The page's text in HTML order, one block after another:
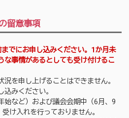
留意事項
でにお申し込みください。1か月未
な事情があるとしても受け付けるこ
況を申し上げることはできません。
みください。
始など）および議会会期中（6月、9
け入れを行っておりません。